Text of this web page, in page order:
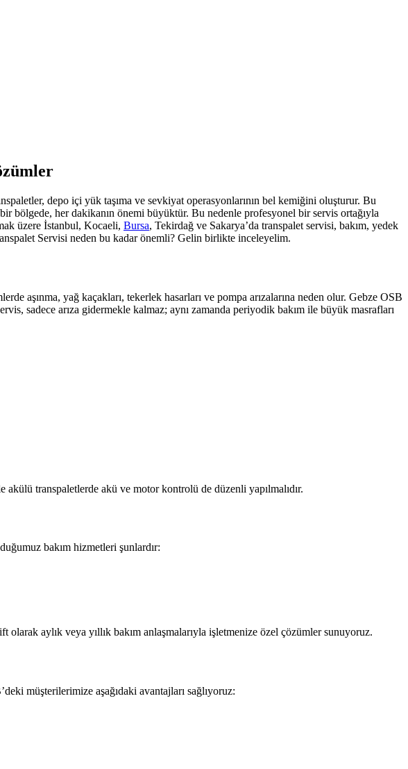
depo içi yük taşıma ve sevkiyat operasyonlarının bel kemiğini oluşturur. Bu
bölgede, her dakikanın önemi büyüktür. Bu nedenle profesyonel bir servis ortağıyla
üzere İstanbul, Kocaeli, Bursa, Tekirdağ ve Sakarya’da transpalet servisi, bakım, yedek
Servisi neden bu kadar önemli? Gelin birlikte inceleyelim.
aşınma, yağ kaçakları, tekerlek hasarları ve pompa arızalarına neden olur. Gebze OSB
sadece arıza gidermekle kalmaz; aynı zamanda periyodik bakım ile büyük masrafları
transpaletlerde akü ve motor kontrolü de düzenli yapılmalıdır.
bakım hizmetleri şunlardır:
aylık veya yıllık bakım anlaşmalarıyla işletmenize özel çözümler sunuyoruz.
müşterilerimize aşağıdaki avantajları sağlıyoruz: